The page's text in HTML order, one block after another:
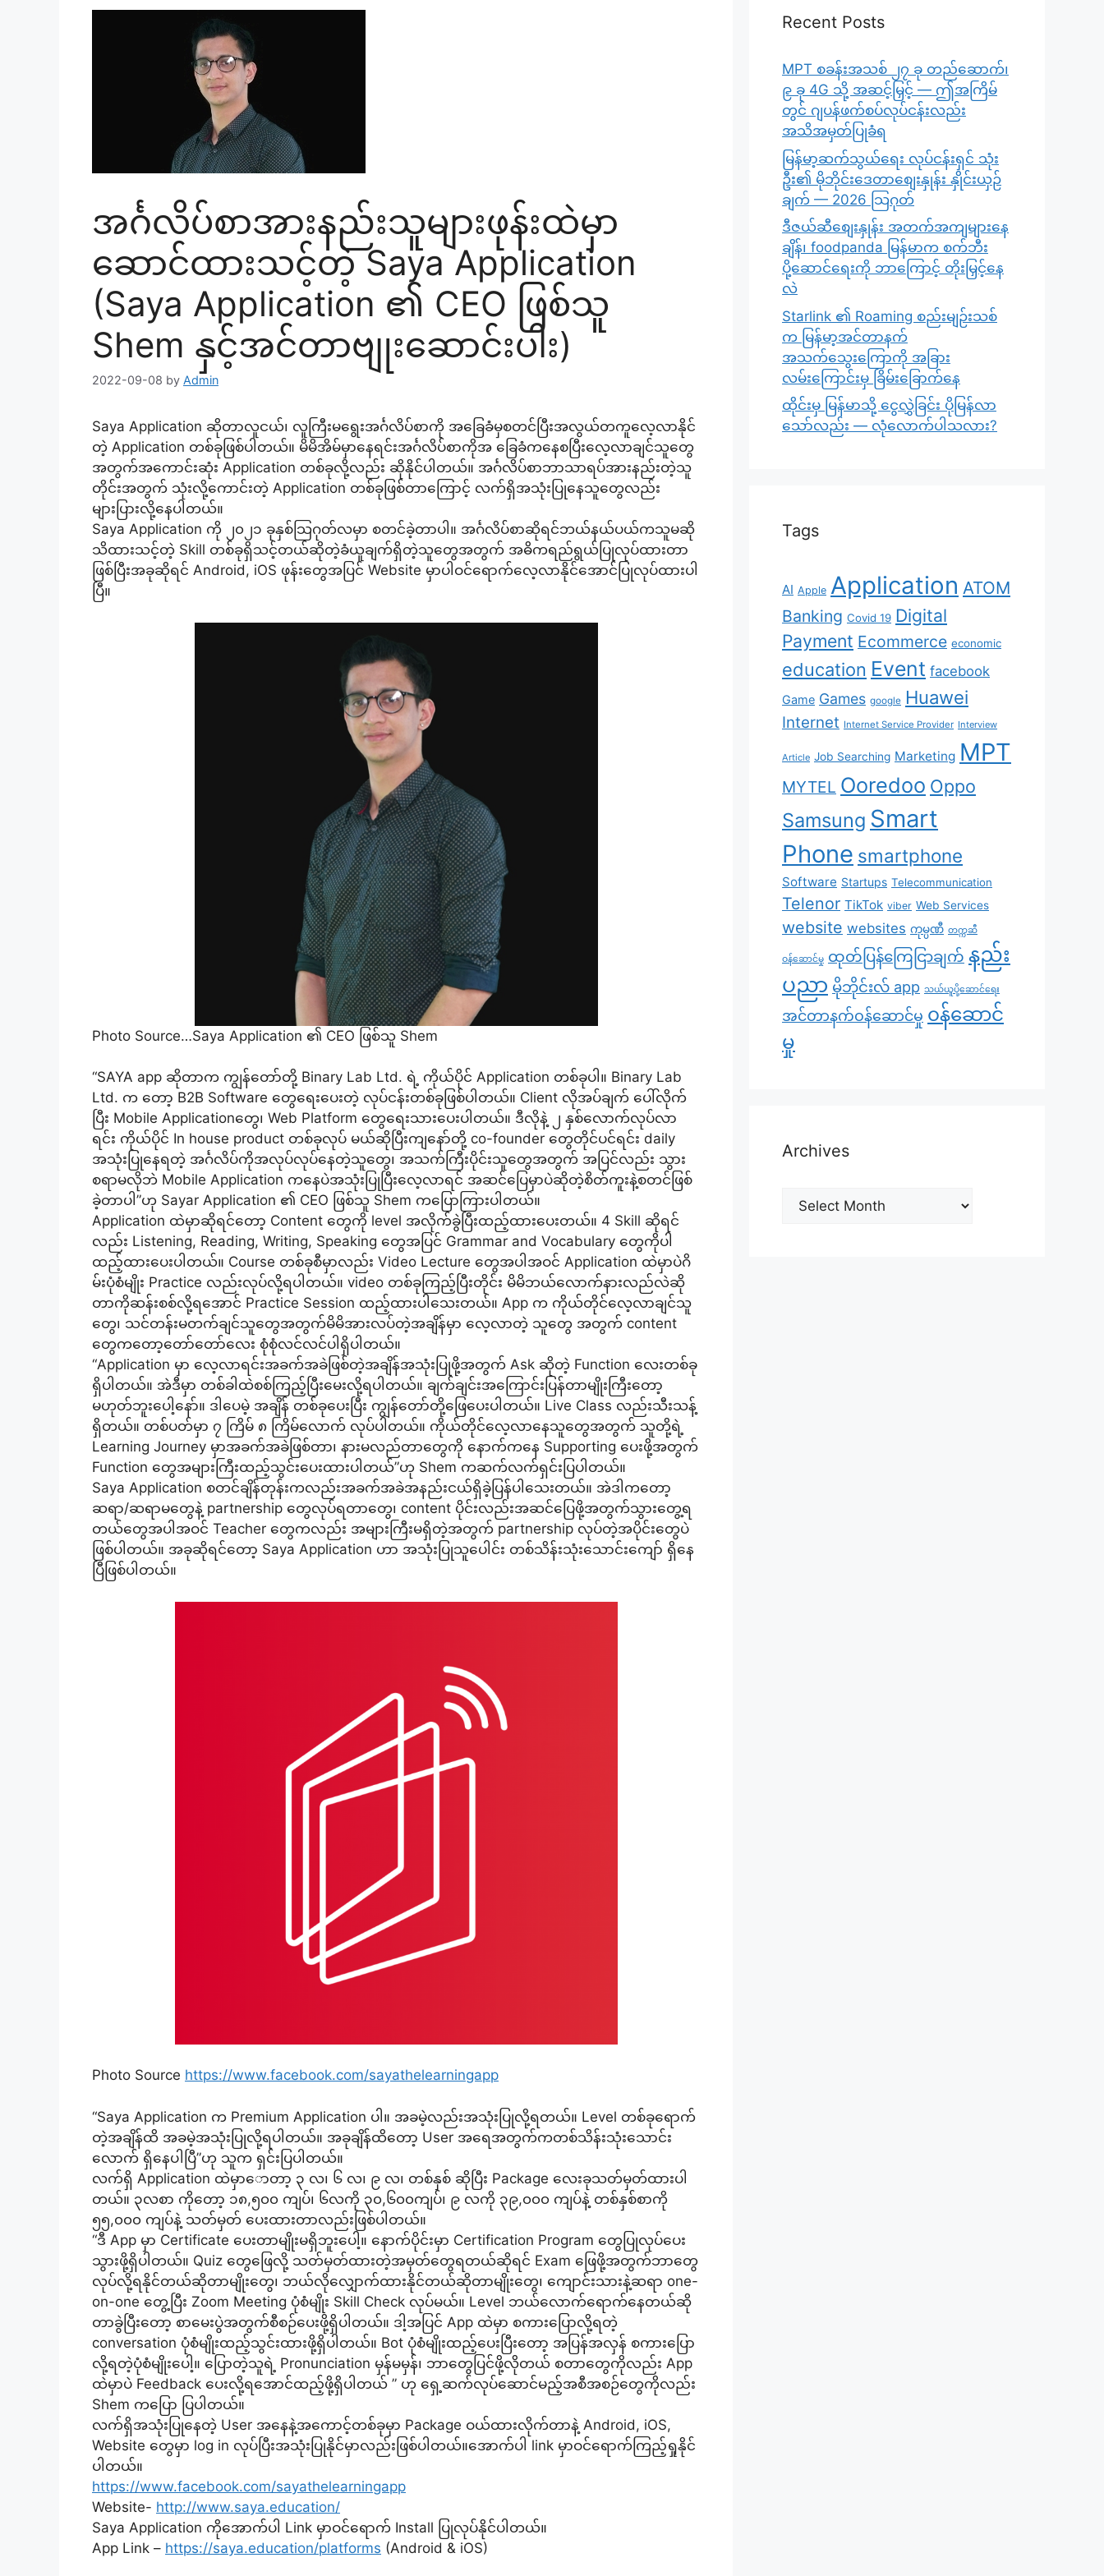
အင်္ဂလိပ်စာအားနည်းသူများဖုန်းထဲမှာ
ဆောင်ထားသင့်တဲ့ Saya Application
(Saya Application ၏ CEO ဖြစ်သူ
Shem နှင့်အင်တာဗျုးဆောင်းပါး)
2022-09-08 by Admin
Saya Application ဆိုတာလူငယ်၊ လူကြီးမရွေးအင်္ဂလိပ်စာကို အခြေခံမှစတင်ပြီးအလွယ်တကူလေ့လာနိုင်
တဲ့ Application တစ်ခုဖြစ်ပါတယ်။ မိမိအိမ်မှာနေရင်းအင်္ဂလိပ်စာကိုအ ခြေခံကနေစပြီးလေ့လာချင်သူတွေ
အတွက်အကောင်းဆုံး Application တစ်ခုလို့လည်း ဆိုနိုင်ပါတယ်။ အင်္ဂလိပ်စာဘာသာရပ်အားနည်းတဲ့သူ
တိုင်းအတွက် သုံးလို့ကောင်းတဲ့ Application တစ်ခုဖြစ်တာကြောင့် လက်ရှိအသုံးပြုနေသူတွေလည်း
များပြားလို့နေပါတယ်။
Saya Application ကို ၂၀၂၁ ခုနှစ်သြဂုတ်လမှာ စတင်ခဲ့တာပါ။ အင်္ဂလိပ်စာဆိုရင်ဘယ်နယ်ပယ်ကသူမဆို
သိထားသင့်တဲ့ Skill တစ်ခုရှိသင့်တယ်ဆိုတဲ့ခံယူချက်ရှိတဲ့သူတွေအတွက် အဓိကရည်ရွယ်ပြုလုပ်ထားတာ
ဖြစ်ပြီးအခုဆိုရင် Android, iOS ဖုန်းတွေအပြင် Website မှာပါဝင်ရောက်လေ့လာနိုင်အောင်ပြုလုပ်ထားပါ
ပြီ။
Photo Source…Saya Application ၏ CEO ဖြစ်သူ Shem
“SAYA app ဆိုတာက ကျွန်တော်တို့ Binary Lab Ltd. ရဲ့ ကိုယ်ပိုင် Application တစ်ခုပါ။ Binary Lab
Ltd. က တော့ B2B Software တွေရေးပေးတဲ့ လုပ်ငန်းတစ်ခုဖြစ်ပါတယ်။ Client လိုအပ်ချက် ပေါ်လိုက်
ပြီး Mobile Applicationတွေ၊ Web Platform တွေရေးသားပေးပါတယ်။ ဒီလိုနဲ့ ၂ နှစ်လောက်လုပ်လာ
ရင်း ကိုယ်ပိုင် In house product တစ်ခုလုပ် မယ်ဆိုပြီးကျနော်တို့ co-founder တွေတိုင်ပင်ရင်း daily
အသုံးပြုနေရတဲ့ အင်္ဂလိပ်ကိုအလုပ်လုပ်နေတဲ့သူတွေ၊ အသက်ကြီးပိုင်းသူတွေအတွက် အပြင်လည်း သွား
စရာမလိုဘဲ Mobile Application ကနေပဲအသုံးပြုပြီးလေ့လာရင် အဆင်ပြေမှာပဲဆိုတဲ့စိတ်ကူးနဲ့စတင်ဖြစ်
ခဲ့တာပါ”ဟု Sayar Application ၏ CEO ဖြစ်သူ Shem ကပြောကြားပါတယ်။
Application ထဲမှာဆိုရင်တော့ Content တွေကို level အလိုက်ခွဲပြီးထည့်ထားပေးတယ်။ 4 Skill ဆိုရင်
လည်း Listening, Reading, Writing, Speaking တွေအပြင် Grammar and Vocabulary တွေကိုပါ
ထည့်ထားပေးပါတယ်။ Course တစ်ခုစီမှာလည်း Video Lecture တွေအပါအဝင် Application ထဲမှာပဲဂိ
မ်းပုံစံမျိုး Practice လည်းလုပ်လို့ရပါတယ်။ video တစ်ခုကြည့်ပြီးတိုင်း မိမိဘယ်လောက်နားလည်လဲဆို
တာကိုဆန်းစစ်လို့ရအောင် Practice Session ထည့်ထားပါသေးတယ်။ App က ကိုယ်တိုင်လေ့လာချင်သူ
တွေ၊ သင်တန်းမတက်ချင်သူတွေအတွက်မိမိအားလပ်တဲ့အချိန်မှာ လေ့လာတဲ့ သူတွေ အတွက် content
တွေကတော့တော်တော်လေး စုံစုံလင်လင်ပါရှိပါတယ်။
“Application မှာ လေ့လာရင်းအခက်အခဲဖြစ်တဲ့အချိန်အသုံးပြုဖို့အတွက် Ask ဆိုတဲ့ Function လေးတစ်ခု
ရှိပါတယ်။ အဲဒီမှာ တစ်ခါထဲစစ်ကြည့်ပြီးမေးလို့ရပါတယ်။ ချက်ချင်းအကြောင်းပြန်တာမျိုးကြီးတော့
မဟုတ်ဘူးပေါ့နော်။ ဒါပေမဲ့ အချိန် တစ်ခုပေးပြီး ကျွန်တော်တို့ဖြေပေးပါတယ်။ Live Class လည်းသီးသန့်
ရှိတယ်။ တစ်ပတ်မှာ ၇ ကြိမ် ၈ ကြိမ်လောက် လုပ်ပါတယ်။ ကိုယ်တိုင်လေ့လာနေသူတွေအတွက် သူတို့ရဲ့
Learning Journey မှာအခက်အခဲဖြစ်တာ၊ နားမလည်တာတွေကို နောက်ကနေ Supporting ပေးဖို့အတွက်
Function တွေအများကြီးထည့်သွင်းပေးထားပါတယ်”ဟု Shem ကဆက်လက်ရှင်းပြပါတယ်။
Saya Application စတင်ချိန်တုန်းကလည်းအခက်အခဲအနည်းငယ်ရှိခဲ့ပြန်ပါသေးတယ်။ အဲဒါကတော့
ဆရာ/ဆရာမတွေနဲ့ partnership တွေလုပ်ရတာတွေ၊ content ပိုင်းလည်းအဆင်ပြေဖို့အတွက်သွားတွေ့ရ
တယ်တွေအပါအဝင် Teacher တွေကလည်း အများကြီးမရှိတဲ့အတွက် partnership လုပ်တဲ့အပိုင်းတွေပဲ
ဖြစ်ပါတယ်။ အခုဆိုရင်တော့ Saya Application ဟာ အသုံးပြုသူပေါင်း တစ်သိန်းသုံးသောင်းကျော် ရှိနေ
ပြီဖြစ်ပါတယ်။
Photo Source https://www.facebook.com/sayathelearningapp
“Saya Application က Premium Application ပါ။ အခမဲ့လည်းအသုံးပြုလို့ရတယ်။ Level တစ်ခုရောက်
တဲ့အချိန်ထိ အခမဲ့အသုံးပြုလို့ရပါတယ်။ အခုချိန်ထိတော့ User အရေအတွက်ကတစ်သိန်းသုံးသောင်း
လောက် ရှိနေပါပြီ”ဟု သူက ရှင်းပြပါတယ်။
လက်ရှိ Application ထဲမှာောတာ့ ၃ လ၊ ၆ လ၊ ၉ လ၊ တစ်နှစ် ဆိုပြီး Package လေးခုသတ်မှတ်ထားပါ
တယ်။ ၃လစာ ကိုတော့ ၁၈,၅၀၀ ကျပ်၊ ၆လကို ၃၀,၆၀၀ကျပ်၊ ၉ လကို ၃၉,၀၀၀ ကျပ်နဲ့ တစ်နှစ်စာကို
၅၅,၀၀၀ ကျပ်နဲ့ သတ်မှတ် ပေးထားတာလည်းဖြစ်ပါတယ်။
“ဒီ App မှာ Certificate ပေးတာမျိုးမရှိဘူးပေါ့။ နောက်ပိုင်းမှာ Certification Program တွေပြုလုပ်ပေး
သွားဖို့ရှိပါတယ်။ Quiz တွေဖြေလို့ သတ်မှတ်ထားတဲ့အမှတ်တွေရတယ်ဆိုရင် Exam ဖြေဖို့အတွက်ဘာတွေ
လုပ်လို့ရနိုင်တယ်ဆိုတာမျိုးတွေ၊ ဘယ်လိုလျှောက်ထားနိုင်တယ်ဆိုတာမျိုးတွေ၊ ကျောင်းသားနဲ့ဆရာ one-
on-one တွေ့ပြီး Zoom Meeting ပုံစံမျိုး Skill Check လုပ်မယ်။ Level ဘယ်လောက်ရောက်နေတယ်ဆို
တာခွဲပြီးတော့ စာမေးပွဲအတွက်စီစဉ်ပေးဖို့ရှိပါတယ်။ ဒါ့အပြင် App ထဲမှာ စကားပြောလို့ရတဲ့
conversation ပုံစံမျိုးထည့်သွင်းထားဖို့ရှိပါတယ်။ Bot ပုံစံမျိုးထည့်ပေးပြီးတော့ အပြန်အလှန် စကားပြော
လို့ရတဲ့ပုံစံမျိုးပေါ့။ ပြောတဲ့သူရဲ့ Pronunciation မှန်မမှန်၊ ဘာတွေပြင်ဖို့လိုတယ် စတာတွေကိုလည်း App
ထဲမှာပဲ Feedback ပေးလို့ရအောင်ထည့်ဖို့ရှိပါတယ် ” ဟု ရှေ့ဆက်လုပ်ဆောင်မည့်အစီအစဉ်တွေကိုလည်း
Shem ကပြော ပြပါတယ်။
လက်ရှိအသုံးပြုနေတဲ့ User အနေနဲ့အကောင့်တစ်ခုမှာ Package ဝယ်ထားလိုက်တာနဲ့ Android, iOS,
Website တွေမှာ log in လုပ်ပြီးအသုံးပြုနိုင်မှာလည်းဖြစ်ပါတယ်။အောက်ပါ link မှာဝင်ရောက်ကြည့်ရှုနိုင်
ပါတယ်။
https://www.facebook.com/sayathelearningapp
Website- http://www.saya.education/
Saya Application ကိုအောက်ပါ Link မှာဝင်ရောက် Install ပြုလုပ်နိုင်ပါတယ်။
App Link – https://saya.education/platforms (Android & iOS)
Recent Posts
MPT စခန်းအသစ် ၂၇ ခု တည်ဆောက်၊
၉ ခု 4G သို့ အဆင့်မြှင့် — ဤအကြိမ်
တွင် ဂျပန်ဖက်စပ်လုပ်ငန်းလည်း
အသိအမှတ်ပြုခံရ
မြန်မာ့ဆက်သွယ်ရေး လုပ်ငန်းရှင် သုံး
ဦး၏ မိုဘိုင်းဒေတာစျေးနှုန်း နှိုင်းယှဉ်
ချက် — 2026 သြဂုတ်
ဒီဇယ်ဆီစျေးနှုန်း အတက်အကျများနေ
ချိန်၊ foodpanda မြန်မာက စက်ဘီး
ပို့ဆောင်ရေးကို ဘာကြောင့် တိုးမြှင့်နေ
လဲ
Starlink ၏ Roaming စည်းမျဉ်းသစ်
က မြန်မာ့အင်တာနက်
အသက်သွေးကြောကို အခြား
လမ်းကြောင်းမှ ခြိမ်းခြောက်နေ
ထိုင်းမှ မြန်မာသို့ ငွေလွှဲခြင်း ပိုမြန်လာ
သော်လည်း — လုံလောက်ပါသလား?
Tags
AI Apple Application ATOM
Banking Covid 19 Digital
Payment Ecommerce economic
education Event facebook
Game Games google Huawei
Internet Internet Service Provider Interview
Article Job Searching Marketing MPT
MYTEL Ooredoo Oppo
Samsung Smart
Phone smartphone
Software Startups Telecommunication
Telenor TikTok viber Web Services
website websites ကုမ္ပဏီ တက္ကဆီ
ဝန်ဆောင်မှု ထုတ်ပြန်ကြေငြာချက် နည်း
ပညာ မိုဘိုင်းလ် app သယ်ယူပို့ဆောင်ရေး
အင်တာနက်ဝန်ဆောင်မှု ၀န်ဆောင်
မှု
Archives
Archives